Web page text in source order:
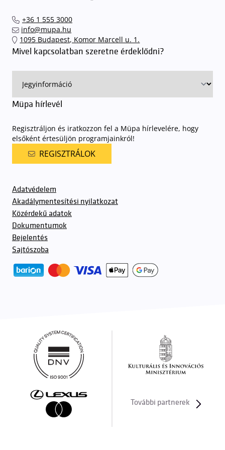
sorompókat rendszámfelismerő automatika nyitja.
ingyenes azon vendégeink számára, akik egy aznapi fizetős
előadásra belépőjeggyel rendelkeznek. A Müpa parkolási
rendjének részletes leírásaelérhető itt.
javasoljuk, hogy előadásainkra, koncertjeinkre a jövőben is a
országos hálózatában vagy a jegypénztárainkban váltsa meg jegyét.
+36 1 555 3000
info@mupa.hu
1095 Budapest, Komor Marcell u. 1.
Mivel kapcsolatban szeretne érdeklődni?
Müpa hírlevél
Regisztráljon és iratkozzon fel a Müpa hírlevelére, hogy
elsőként értesüljön programjainkról!
REGISZTRÁLOK
Adatvédelem
Akadálymentesítési nyilatkozat
Közérdekű adatok
Dokumentumok
Bejelentés
Sajtószoba
További partnerek